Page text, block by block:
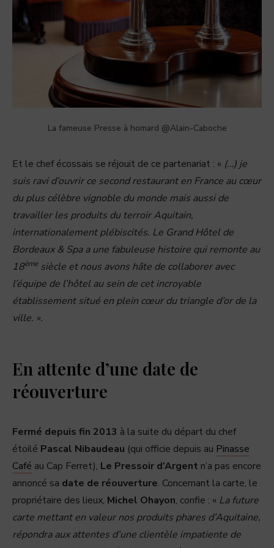
La fameuse Presse à homard @Alain-Caboche
Et le chef écossais se réjouit de ce partenariat : « (…) je
suis ravi d’ouvrir ce second restaurant en France au cœur
du plus célèbre vignoble du monde mais aussi de
travailler les produits du terroir Aquitain,
internationalement plébiscités. Le Grand Hôtel de
Bordeaux & Spa a une fabuleuse histoire qui remonte au
18èmesiècle et nous avons hâte de collaborer avec
l’équipe de l’hôtel au sein de cet incroyable
établissement situé en plein cœur du triangle d’or de la
ville. ».
En attente d’une date de
réouverture
Fermé depuis fin 2013 à la suite du départ du chef
étoilé Pascal Nibaudeau (qui officie depuis au Pinasse
Café au Cap Ferret), Le Pressoir d’Argent n’a pas encore
annoncé sa date de réouverture. Concernant la carte, le
propriétaire des lieux, Michel Ohayon, confie : « La future
carte mettant en valeur nos produits phares d’Aquitaine,
répondra aux attentes d’une clientèle impatiente de